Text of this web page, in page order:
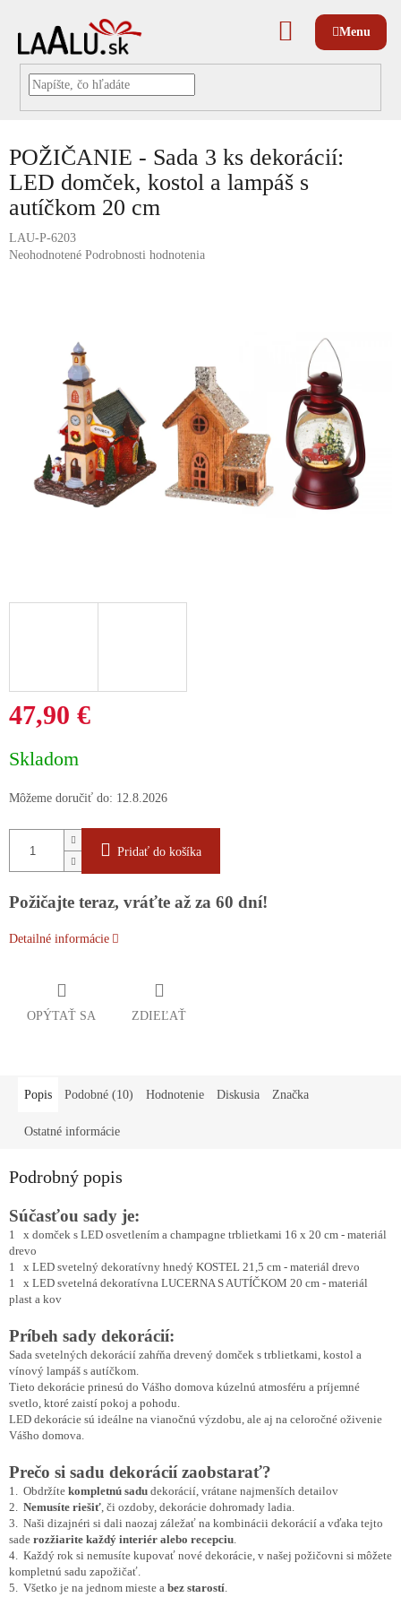
NÁKUPNÝ
KOŠÍK
POŽIČANIE - Sada 3 ks dekorácií:
LED domček, kostol a lampáš s
autíčkom 20 cm
LAU-P-6203
Priemerné
hviezdičiek.
Neohodnotené Podrobnosti hodnotenia
47,90 €
cena:
Skladom
Môžeme doručiť do: 12.8.2026
Pridať do košíka
Požičajte teraz, vráťte až za 60 dní!
Detailné informácie
OPÝTAŤ SA ZDIEĽAŤ
Popis Podobné (10) Hodnotenie Diskusia Značka
Ostatné informácie
Podrobný popis
Súčasťou sady je:
1 x domček s LED osvetlením a champagne trblietkami 16 x 20 cm - materiál
drevo
1 x LED svetelný dekoratívny hnedý KOSTEL 21,5 cm - materiál drevo
1 x LED svetelná dekoratívna LUCERNA S AUTÍČKOM 20 cm - materiál
plast a kov
Príbeh sady dekorácií:
Sada svetelných dekorácií zahŕňa drevený domček s trblietkami, kostol a
vínový lampáš s autíčkom.
Tieto dekorácie prinesú do Vášho domova kúzelnú atmosféru a príjemné
svetlo, ktoré zaistí pokoj a pohodu.
LED dekorácie sú ideálne na vianočnú výzdobu, ale aj na celoročné oživenie
Vášho domova.
Prečo si sadu dekorácií zaobstarať?
1. Obdržíte kompletnú sadu dekorácií, vrátane najmenších detailov
2. Nemusíte riešiť , či ozdoby, dekorácie dohromady ladia.
3. Naši dizajnéri si dali naozaj záležať na kombinácii dekorácií a vďaka tejto
sade rozžiarite každý interiér alebo recepciu
4. Každý rok si nemusíte kupovať nové dekorácie, v našej požičovni si môžete
kompletnú sadu zapožičať.
5. Všetko je na jednom mieste a bez starostí